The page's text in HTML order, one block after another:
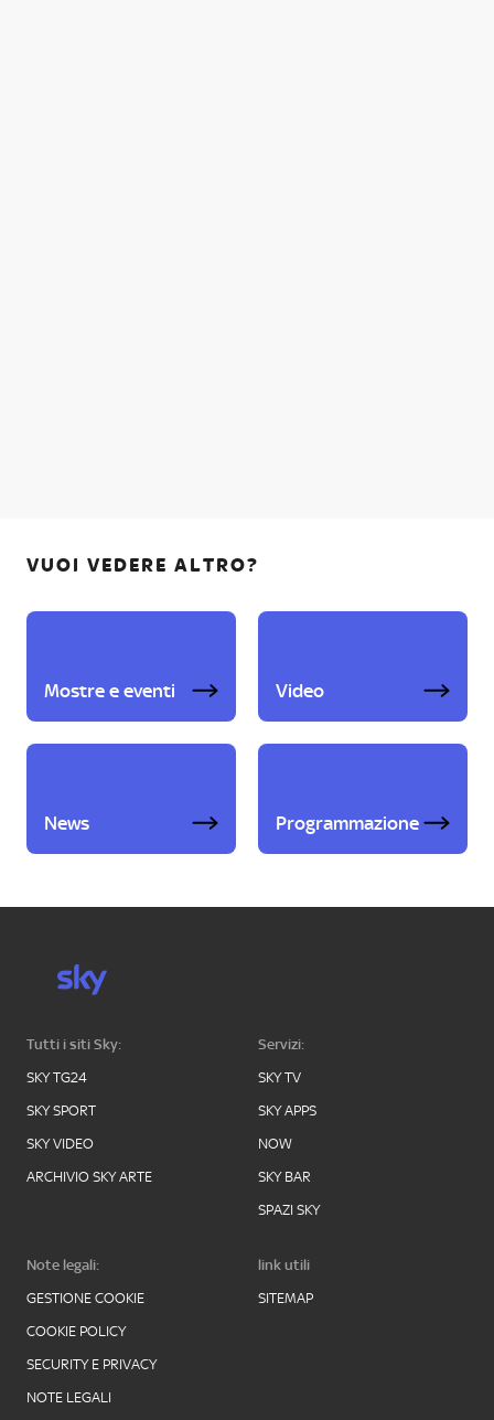
VUOI VEDERE ALTRO?
Mostre e eventi Video
News Programmazione
Tutti i siti Sky:
SKY TG24
SKY SPORT
SKY VIDEO
ARCHIVIO SKY ARTE
Servizi:
SKY TV
SKY APPS
NOW
SKY BAR
SPAZI SKY
Note legali:
GESTIONE COOKIE
COOKIE POLICY
SECURITY E PRIVACY
NOTE LEGALI
link utili
SITEMAP